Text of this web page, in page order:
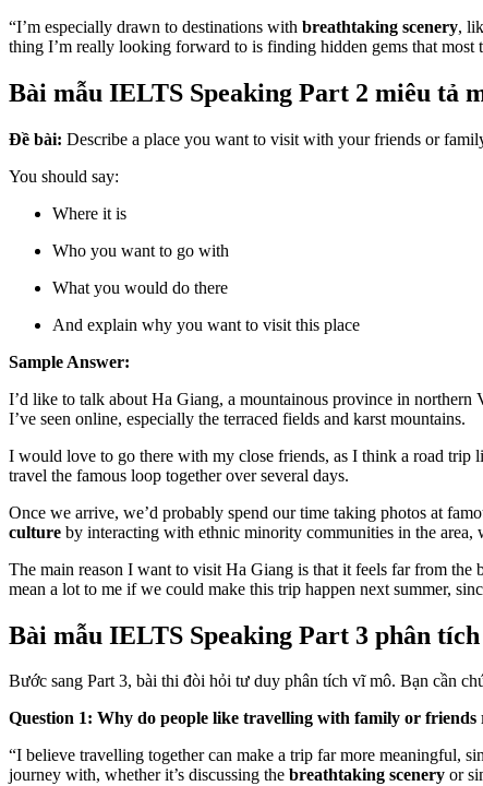
“I’m especially drawn to destinations with breathtaking scenery,
thing I’m really looking forward to is finding hidden gems that most
Bài mẫu IELTS Speaking Part 2 miêu tả
Đề bài: Describe a place you want to visit with your friends or
You should say:
Where it is
Who you want to go with
What you would do there
And explain why you want to visit this place
Sample Answer:
I’d like to talk about Ha Giang, a mountainous province in northern
I’ve seen online, especially the terraced fields and karst mountains.
I would love to go there with my close friends, as I think a road trip
travel the famous loop together over several days.
Once we arrive, we’d probably spend our time taking photos at
culture by interacting with ethnic minority communities in the area,
The main reason I want to visit Ha Giang is that it feels far from the
mean a lot to me if we could make this trip happen next summer,
Bài mẫu IELTS Speaking Part 3 phân
Bước sang Part 3, bài thi đòi hỏi tư duy phân tích vĩ mô. Bạn cần
Question 1: Why do people like travelling with family or friends
“I believe travelling together can make a trip far more meaningful,
journey with, whether it’s discussing the breathtaking scenery or